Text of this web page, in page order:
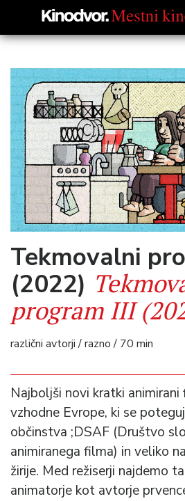
Tekmovalni
(2022)
program III
različni avtorji / razno / 70 min
Najboljši novi kratki animirani
vzhodne Evrope, ki se
občinstva ;DSAF (Društvo
animiranega filma) in veliko
žirije. Med režiserji najdemo
animatorje kot avtorje